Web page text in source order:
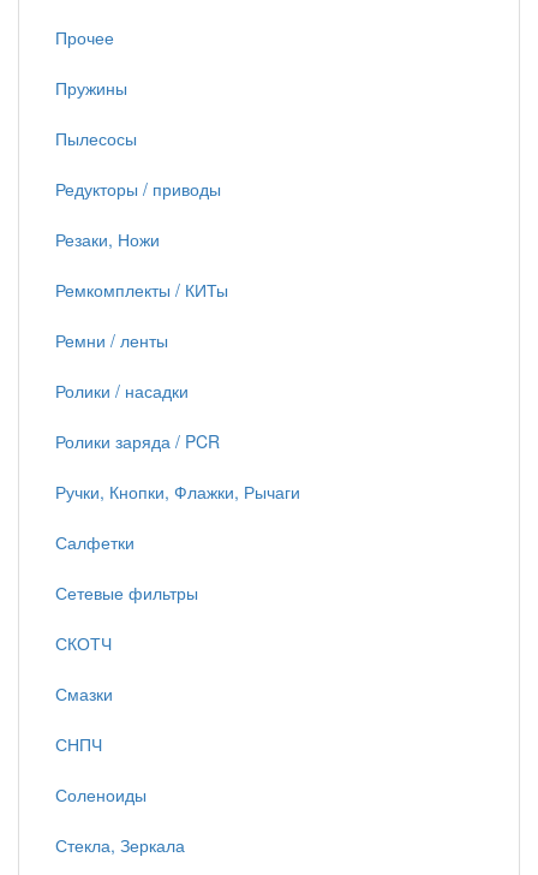
Прочее
Пружины
Пылесосы
Редукторы / приводы
Резаки, Ножи
Ремкомплекты / КИТы
Ремни / ленты
Ролики / насадки
Ролики заряда / PCR
Ручки, Кнопки, Флажки, Рычаги
Салфетки
Сетевые фильтры
СКОТЧ
Смазки
СНПЧ
Соленоиды
Стекла, Зеркала